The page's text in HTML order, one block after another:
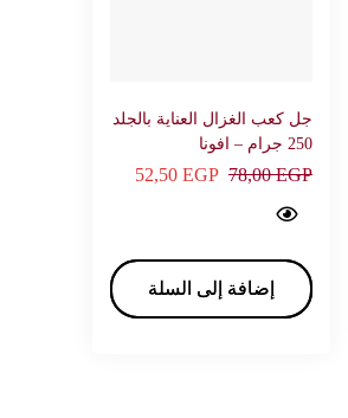
جل كعب الغزال العناية بالجلد
250 جرام – افونا
78,00EGP
52,50 EGP
إضافة إلى السلة
Suede Heel Morner Cream Scrub 250 g - AVONA…
إضافة إلى السلة